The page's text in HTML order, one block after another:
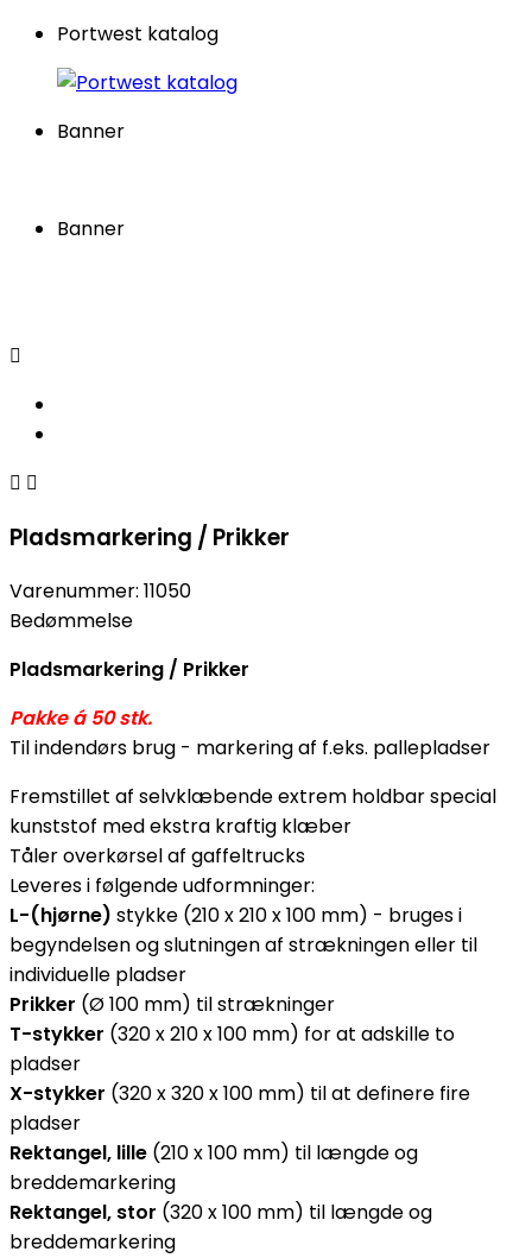
Portwest katalog
Banner
Banner

 
Pladsmarkering / Prikker
Varenummer: 11050
Bedømmelse
Pladsmarkering / Prikker
Pakke á 50 stk.
Til indendørs brug - markering af f.eks. pallepladser
Fremstillet af selvklæbende extrem holdbar special
kunststof med ekstra kraftig klæber
Tåler overkørsel af gaffeltrucks
Leveres i følgende udformninger:
L-(hjørne) stykke (210 x 210 x 100 mm) - bruges i
begyndelsen og slutningen af strækningen eller til
individuelle pladser
Prikker (Ø 100 mm) til strækninger
T-stykker (320 x 210 x 100 mm) for at adskille to
pladser
X-stykker (320 x 320 x 100 mm) til at definere fire
pladser
Rektangel, lille (210 x 100 mm) til længde og
breddemarkering
Rektangel, stor (320 x 100 mm) til længde og
breddemarkering